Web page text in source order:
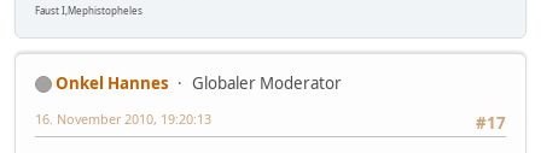
Faust I,Mephistopheles
Onkel Hannes
Globaler Moderator
#17
16. November 2010, 19:20:13